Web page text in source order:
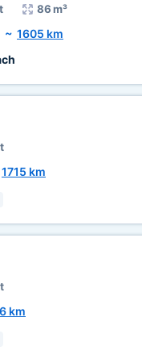
86 m³
~ 1605 km
1715 km
km